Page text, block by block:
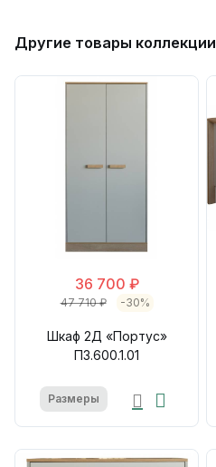
Другие товары коллекции
36 700 ₽
47 710 ₽ -30%
Шкаф 2Д «Портус»
П3.600.1.01
Размеры